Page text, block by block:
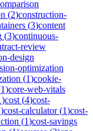
(2)construction-
(3)content
(3)continuous-
review
design
optimization
(1)cookie-
1)core-web-vitals
)cost (4)cost-
)cost-calculator(1)cost-
(1)cost-savings